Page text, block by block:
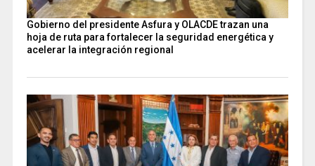
Gobierno del presidente Asfura y OLACDE trazan una
hoja de ruta para fortalecer la seguridad energética y
acelerar la integración regional